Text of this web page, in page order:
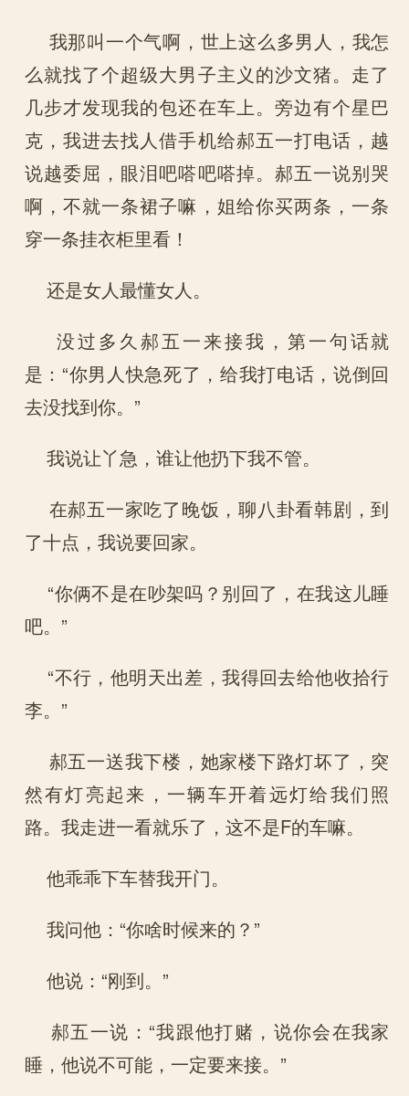
我那叫一个气啊，世上这么多男人，我怎
么就找了个超级大男子主义的沙文猪。走了
几步才发现我的包还在车上。旁边有个星巴
克，我进去找人借手机给郝五一打电话，越
说越委屈，眼泪吧嗒吧嗒掉。郝五一说别哭
啊，不就一条裙子嘛，姐给你买两条，一条
穿一条挂衣柜里看！
还是女人最懂女人。
没过多久郝五一来接我，第一句话就
是：“你男人快急死了，给我打电话，说倒回
去没找到你。”
我说让丫急，谁让他扔下我不管。
在郝五一家吃了晚饭，聊八卦看韩剧，到
了十点，我说要回家。
“你俩不是在吵架吗？别回了，在我这儿睡
吧。”
“不行，他明天出差，我得回去给他收拾行
李。”
郝五一送我下楼，她家楼下路灯坏了，突
然有灯亮起来，一辆车开着远灯给我们照
路。我走进一看就乐了，这不是F的车嘛。
他乖乖下车替我开门。
我问他：“你啥时候来的？”
他说：“刚到。”
郝五一说：“我跟他打赌，说你会在我家
睡，他说不可能，一定要来接。”